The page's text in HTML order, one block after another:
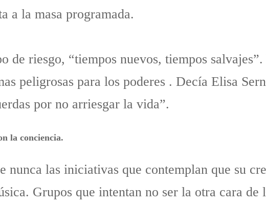
a la masa programada.
de riesgo, “tiempos nuevos, tiempos salvajes”.
peligrosas para los poderes . Decía Elisa
por no arriesgar la vida”.
la conciencia.
nunca las iniciativas que contemplan que su
Grupos que intentan no ser la otra cara de